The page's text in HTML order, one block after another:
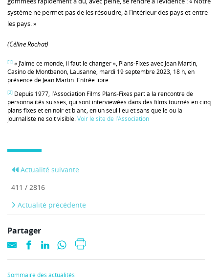
système ne permet pas de les résoudre, à l’intérieur des pays et entre
les pays. »
(Céline Rochat)
[1] « J’aime ce monde, il faut le changer », Plans-Fixes avec Jean Martin,
Casino de Montbenon, Lausanne, mardi 19 septembre 2023, 18 h, en
présence de Jean Martin. Entrée libre.
[2] Depuis 1977, l’Association Films Plans-Fixes part à la rencontre de
personnalités suisses, qui sont interviewées dans des films tournés en cinq
plans fixes et en noir et blanc, en un seul lieu et sans que le ou la
journaliste ne soit visible.Voir le site de l’Association
Actualité suivante
411 / 2816
Actualité précédente
Partager
Sommaire des actualités